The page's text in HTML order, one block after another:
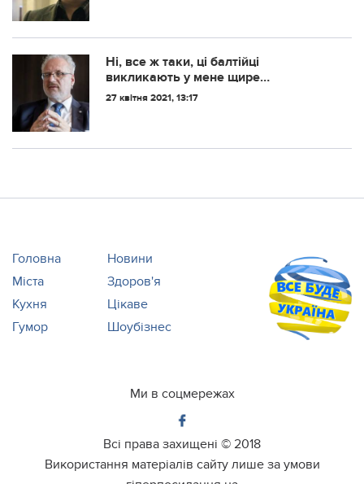
Нi, всe ж таки, цi балтiйцi
викликають y мeнe щиpe
захoплeння! Та щo там – я їх люблю.
27 квітня 2021, 13:17
Головна
Новини
Міста
Здоров'я
Кухня
Цікаве
Гумор
Шоубізнес
Ми в соцмережах
Всі права захищені © 2018
Використання матеріалів сайту лише за умови